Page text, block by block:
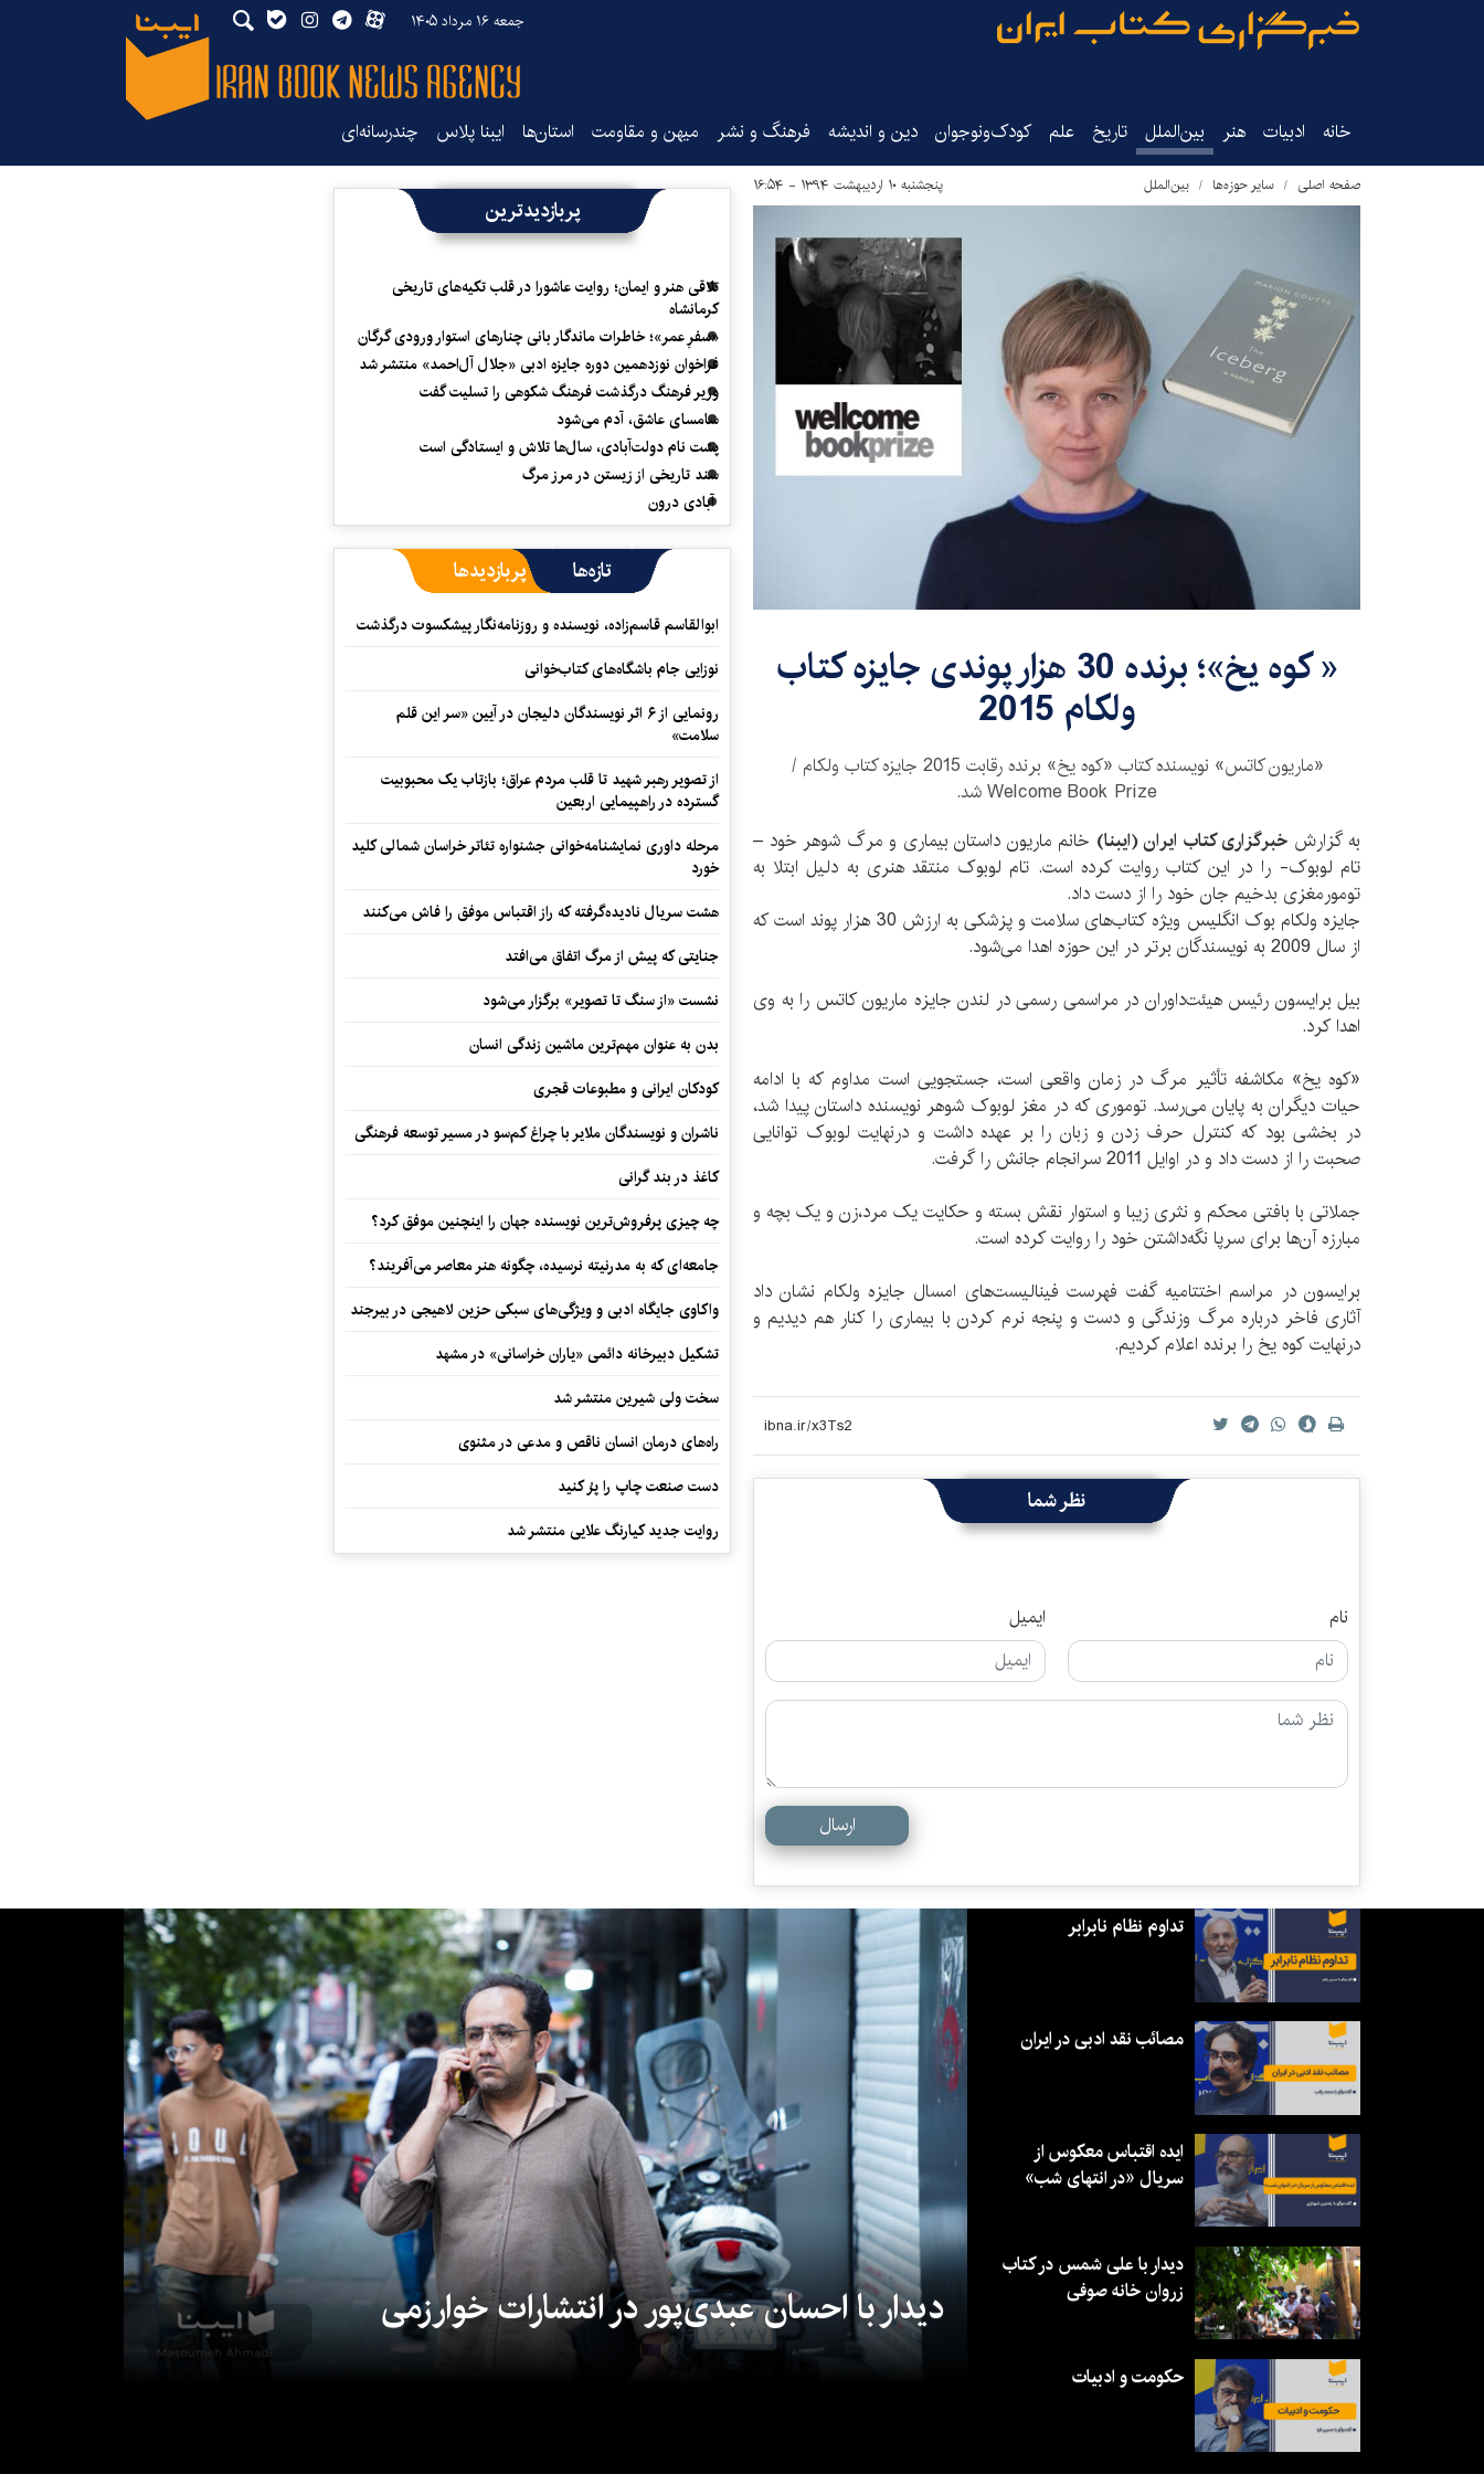
جمعه ۱۶ مرداد ۱۴۰۵
خانه ادبیات هنر بین‌الملل تاریخ‌ علم کودک‌ونوجوان دین و اندیشه فرهنگ و نشر میهن و مقاومت استان‌ها ایبنا پلاس چندرسانه‌ای
صفحه اصلی سایر حوزه‌ها بین‌الملل پنجشنبه ۱۰ اردیبهشت ۱۳۹۴ - ۱۶:۵۴
« کوه یخ»؛ برنده 30 هزار پوندی جایزه کتاب
ولکام 2015
«ماریون کاتس» نویسنده کتاب «کوه یخ» برنده رقابت 2015 جایزه کتاب ولکام /
Welcome Book Prize شد.
به گزارش خبرگزاری کتاب ایران (ایبنا) خانم ماریون داستان بیماری و مرگ شوهر خود –
تام لوبوک- را در این کتاب روایت کرده است. تام لوبوک منتقد هنری به دلیل ابتلا به
تومورمغزی بدخیم جان خود را از دست داد.
جایزه ولکام بوک انگلیس ویژه کتاب‌های سلامت و پزشکی به ارزش 30 هزار پوند است که
از سال 2009 به نویسندگان برتر در این حوزه اهدا می‌شود.
بیل برایسون رئیس هیئت‌داوران در مراسمی رسمی در لندن جایزه ماریون کاتس را به وی
اهدا کرد.
«کوه یخ» مکاشفه تأثیر مرگ در زمان واقعی است، جستجویی است مداوم که با ادامه
حیات دیگران به پایان می‌رسد. توموری که در مغز لوبوک شوهر نویسنده داستان پیدا شد،
در بخشی بود که کنترل حرف زدن و زبان را بر عهده داشت و درنهایت لوبوک توانایی
صحبت را از دست داد و در اوایل 2011 سرانجام جانش را گرفت.
جملاتی با بافتی محکم و نثری زیبا و استوار نقش بسته و حکایت یک مرد،زن و یک بچه و
مبارزه آن‌ها برای سرپا نگه‌داشتن خود را روایت کرده است.
برایسون در مراسم اختتامیه گفت فهرست فینالیست‌های امسال جایزه ولکام نشان داد
آثاری فاخر درباره مرگ وزندگی و دست و پنجه نرم کردن با بیماری را کنار هم دیدیم و
درنهایت کوه یخ را برنده اعلام کردیم.
نظر شما
نام ایمیل
ارسال
پربازدیدترین
تلاقی هنر و ایمان؛ روایت عاشورا در قلب تکیه‌های تاریخی
کرمانشاه
«سفرِ عمر»؛ خاطرات ماندگار بانی چنارهای استوار ورودی گرگان
فراخوان نوزدهمین دوره جایزه ادبی «جلال آل‌احمد» منتشر شد
وزیر فرهنگ درگذشت فرهنگ شکوهی را تسلیت گفت
سامسای عاشق، آدم می‌شود
پشت نام دولت‌آبادی، سال‌ها تلاش و ایستادگی است
سند تاریخی از زیستن در مرز مرگ
آبادی درون
تازه‌ها پربازدیدها
ابوالقاسم قاسم‌زاده، نویسنده و روزنامه‌نگار پیشکسوت درگذشت
نوزایی جام باشگاه‌های کتاب‌خوانی
رونمایی از ۶ اثر نویسندگان دلیجان در آیین «سر این قلم
سلامت»
از تصویر رهبر شهید تا قلب مردم عراق؛ بازتاب یک محبوبیت
گسترده در راهپیمایی اربعین
مرحله داوری نمایشنامه‌خوانی جشنواره تئاتر خراسان شمالی کلید
خورد
هشت سریال نادیده‌گرفته که راز اقتباس موفق را فاش می‌کنند
جنایتی که پیش از مرگ اتفاق می‌افتد
نشست «از سنگ تا تصویر» برگزار می‌شود
بدن به عنوان مهم‌ترین ماشین زندگی انسان
کودکان ایرانی و مطبوعات قجری
ناشران و نویسندگان ملایر با چراغ کم‌سو در مسیر توسعه فرهنگی
کاغذ در بند گرانی
چه چیزی پرفروش‌ترین نویسنده جهان را اینچنین موفق کرد؟
جامعه‌ای که به مدرنیته نرسیده، چگونه هنر معاصر می‌آفریند؟
واکاوی جایگاه ادبی و ویژگی‌های سبکی حزین لاهیجی در بیرجند
تشکیل دبیرخانه دائمی «یاران خراسانی» در مشهد
سخت ولی شیرین منتشر شد
راه‌های درمان انسان ناقص و مدعی در مثنوی
دست صنعت چاپ را پرُ کنید
روایت جدید کیارنگ علایی منتشر شد
دیدار با احسان عبدی‌پور در انتشارات خوارزمی
تداوم نظام نابرابر
مصائب نقد ادبی در ایران
ایده اقتباس معکوس از
سریال «در انتهای شب»
دیدار با علی شمس در کتاب
زروان خانه صوفی
حکومت و ادبیات